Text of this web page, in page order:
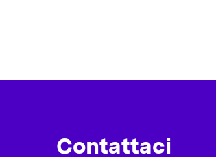
Contattaci